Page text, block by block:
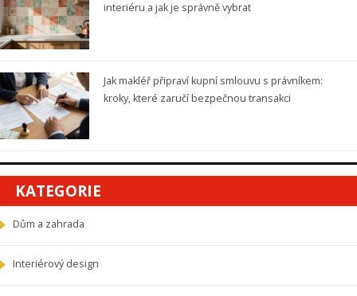
interiéru a jak je správně vybrat
Jak makléř připraví kupní smlouvu s právníkem:
kroky, které zaručí bezpečnou transakci
KATEGORIE
Dům a zahrada
Interiérový design